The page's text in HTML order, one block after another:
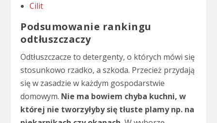
Cilit
Podsumowanie rankingu
odtłuszczaczy
Odtłuszczacze to detergenty, o których mówi się
stosunkowo rzadko, a szkoda. Przecież przydają
się w zasadzie w każdym gospodarstwie
domowym. Nie ma bowiem chyba kuchni, w
której nie tworzyłyby się tłuste plamy np. na